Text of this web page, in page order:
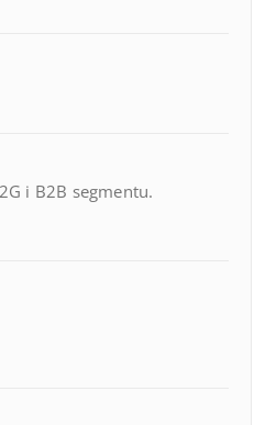
i B2B segmentu.